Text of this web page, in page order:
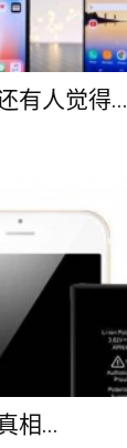
有人觉得...
相...